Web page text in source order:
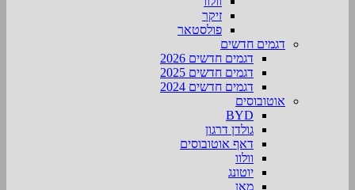
זיקר
פולסטאר
דגמים חדשים
דגמים חדשים 2026
דגמים חדשים 2025
דגמים חדשים 2024
אוטובוסים
BYD
גולדן דרגון
דאף אוטובוסים
וולוו
יוטונג
מאן